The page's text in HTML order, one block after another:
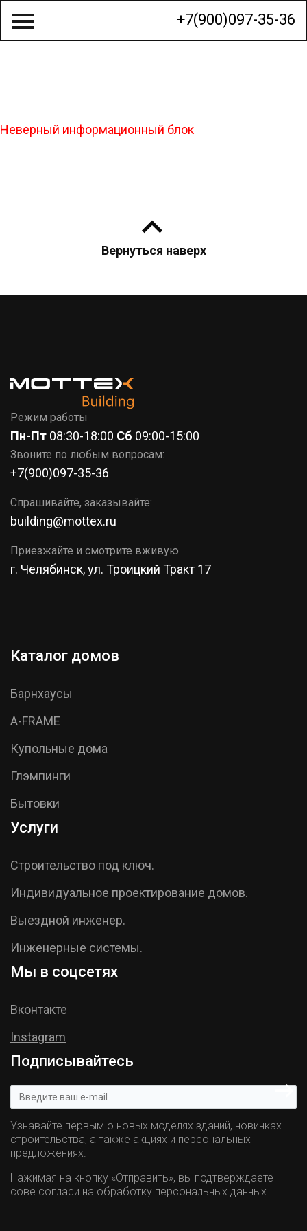
+7(900)097-35-36
СТРОИТЕЛЬСТВО ДОМОВ
Неверный информационный блок
Вернуться наверх
Режим работы
Пн-Пт 08:30-18:00 Сб 09:00-15:00
Звоните по любым вопросам:
+7(900)097-35-36
Спрашивайте, заказывайте:
building@mottex.ru
Приезжайте и смотрите вживую
г. Челябинск, ул. Троицкий Тракт 17
Каталог домов
Барнхаусы
A-FRAME
Купольные дома
Глэмпинги
Бытовки
Услуги
Строительство под ключ.
Индивидуальное проектирование домов.
Выездной инженер.
Инженерные системы.
Мы в соцсетях
Вконтакте
Instagram
Подписывайтесь
Узнавайте первым о новых моделях зданий, новинках
строительства, а также акциях и персональных
предложениях.
Нажимая на кнопку «Отправить», вы подтверждаете
сове согласи на обработку персональных данных.